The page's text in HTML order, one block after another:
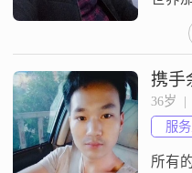
见，
携手
36岁  |
服
所有